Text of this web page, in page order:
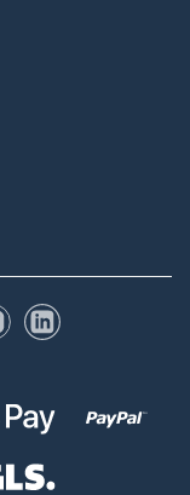
Instagramu
LinkedIn